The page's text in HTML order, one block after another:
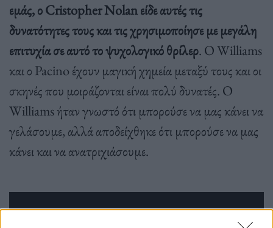
εμάς, ο Cristopher Nolan είδε αυτές τις
δυνατότητες τους και τις χρησιμοποίησε με μεγάλη
επιτυχία σε αυτό το ψυχολογικό θρίλερ. Ο Williams
και ο Pacino έχουν μαγική χημεία μεταξύ τους και οι
σκηνές που μοιράζονται είναι πολύ δυνατές. Ο
Williams ήταν γνωστό ότι μπορούσε να μας κάνει να
γελάσουμε, αλλά αποδείχθηκε ότι μπορούσε να μας
κάνει και να ανατριχιάσουμε.